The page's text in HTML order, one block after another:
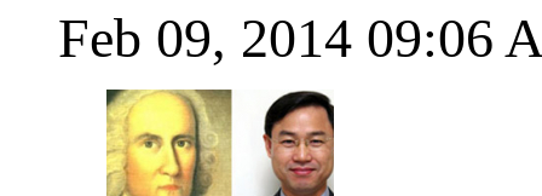
Feb 09, 2014 09:06